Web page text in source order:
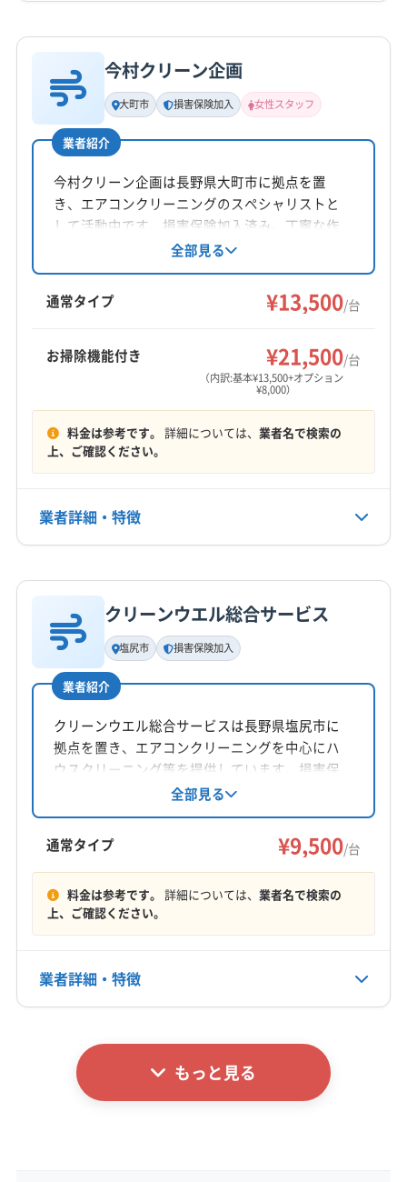
公式サイトなし
基本情報
代表者名
石渡一広
所在地
長野県松本市梓川梓2872
対応地域
松本市
営業時間
8:00〜17:00
定休日
電話番号
非公開
公式サイトなし
今村クリーン企画
大町市 損害保険加入 女性スタッフ
業者紹介
今村クリーン企画は長野県大町市に拠点を置
き、エアコンクリーニングのスペシャリストと
して活動中です。損害保険加入済み。丁寧な作
業と天然エコ除菌・抗菌ウォーターによる抗菌
水仕上げが特徴です。営業時間外の相談も可能
で、年中無休で対応。複数台割引やオプション
で室外機洗浄も提供しています。
全部見る
通常タイプ ¥13,500/台
お掃除機能付き ¥21,500/台
（内訳:基本¥13,500+オプション
¥8,000）
料金は参考です。 詳細については、 業者名で検索の
上、ご確認ください。
業者詳細・特徴
基本情報
代表者名
今村誠剛
所在地
長野県大町市
対応地域
岡谷市 佐久市
諏訪市
千曲市 大町市 長野市
諏訪郡下諏訪町
諏訪郡原村
東筑摩郡山形村
東筑摩郡麻績村
北安曇郡小谷村
北安曇郡松川村
北安曇郡池田町
北安曇郡白馬村
もっと見る
営業時間
定休日
年中無休
電話番号
非公開
クリーンウエル総合サービス
塩尻市 損害保険加入
業者紹介
クリーンウエル総合サービスは長野県塩尻市に
拠点を置き、エアコンクリーニングを中心にハ
ウスクリーニング等を提供しています。損害保
険加入済み。平日、土日祝日9時～18時対応（例
外あり）。木曽地域、岡谷市、諏訪地域、安曇野
市、松本市で出張費無料です。丁寧な作業と保
証で、顧客の満足を追求しています。
全部見る
通常タイプ ¥9,500/台
料金は参考です。 詳細については、 業者名で検索の
上、ご確認ください。
業者詳細・特徴
基本情報
代表者名
もっと見る